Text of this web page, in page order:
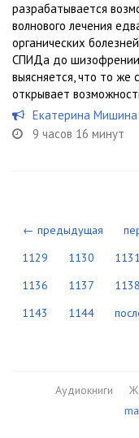
разрабатывается
волнового лечения
органических
СПИДа до
выясняется, что то же
открывает
Екатерина Мишина
9 часов 16 минут
← предыдущая
1129
1130 1131
1136
1137 1138
1143
1144
Аудиокниги